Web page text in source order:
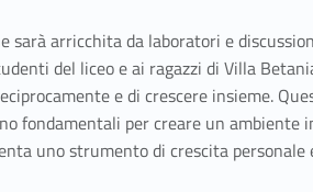
sarà arricchita da laboratori e
del liceo e ai ragazzi di Villa
e di crescere insieme.
fondamentali per creare un ambiente
uno strumento di crescita personale